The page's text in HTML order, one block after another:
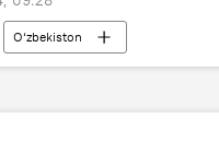
O‘zbekiston
tashqi savdo vazirligi